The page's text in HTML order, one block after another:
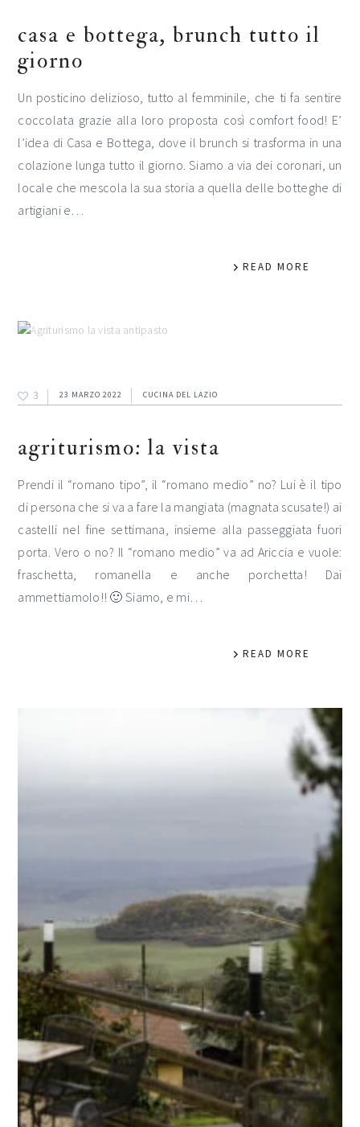
casa e bottega, brunch tutto il
giorno
Un posticino delizioso, tutto al femminile, che ti fa sentire
coccolata grazie alla loro proposta così comfort food! E’
l’idea di Casa e Bottega, dove il brunch si trasforma in una
colazione lunga tutto il giorno. Siamo a via dei coronari, un
locale che mescola la sua storia a quella delle botteghe di
artigiani e…
READ MORE
3 23 MARZO 2022 CUCINA DEL LAZIO
agriturismo: la vista
Prendi il “romano tipo”, il “romano medio” no? Lui è il tipo
di persona che si va a fare la mangiata (magnata scusate!) ai
castelli nel fine settimana, insieme alla passeggiata fuori
porta. Vero o no? Il “romano medio” va ad Ariccia e vuole:
fraschetta, romanella e anche porchetta! Dai
ammettiamolo!! 🙂 Siamo, e mi…
READ MORE